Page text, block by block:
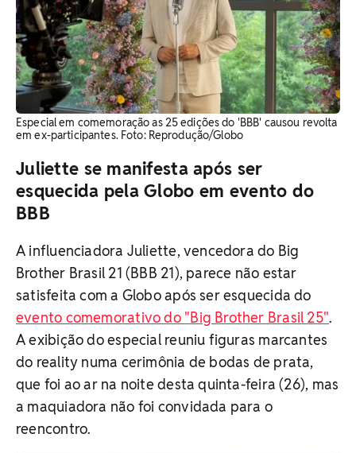
Especial em comemoração as 25 edições do 'BBB' causou revolta
em ex-participantes. Foto: Reprodução/Globo
Juliette se manifesta após ser
esquecida pela Globo em evento do
BBB
A influenciadora Juliette, vencedora do Big
Brother Brasil 21 (BBB 21), parece não estar
satisfeita com a Globo após ser esquecida do
evento comemorativo do "Big Brother Brasil 25".
A exibição do especial reuniu figuras marcantes
do reality numa cerimônia de bodas de prata,
que foi ao ar na noite desta quinta-feira (26), mas
a maquiadora não foi convidada para o
reencontro.